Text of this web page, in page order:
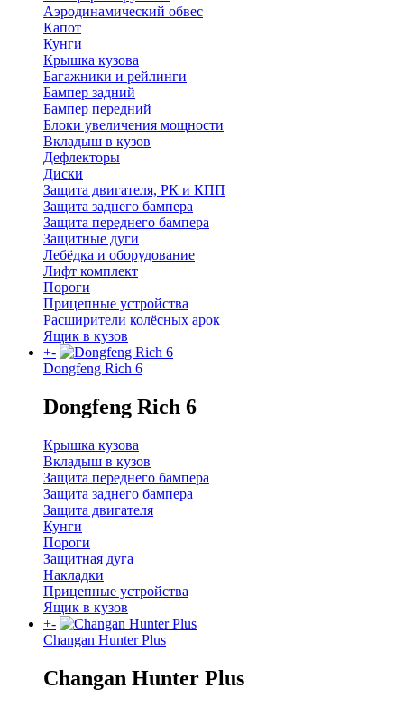
Аэродинамический обвес
Капот
Кунги
Крышка кузова
Багажники и рейлинги
Бампер задний
Бампер передний
Блоки увеличения мощности
Вкладыш в кузов
Дефлекторы
Диски
Защита двигателя, РК и КПП
Защита заднего бампера
Защита переднего бампера
Защитные дуги
Лебёдка и оборудование
Лифт комплект
Пороги
Прицепные устройства
Расширители колёсных арок
Ящик в кузов
+-
Dongfeng Rich 6
Dongfeng Rich 6
Крышка кузова
Вкладыш в кузов
Защита переднего бампера
Защита заднего бампера
Защита двигателя
Кунги
Пороги
Защитная дуга
Накладки
Прицепные устройства
Ящик в кузов
+-
Changan Hunter Plus
Changan Hunter Plus